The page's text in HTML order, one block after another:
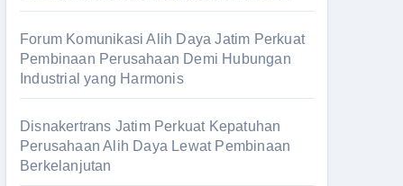
Forum Komunikasi Alih Daya Jatim Perkuat
Pembinaan Perusahaan Demi Hubungan
Industrial yang Harmonis
Disnakertrans Jatim Perkuat Kepatuhan
Perusahaan Alih Daya Lewat Pembinaan
Berkelanjutan